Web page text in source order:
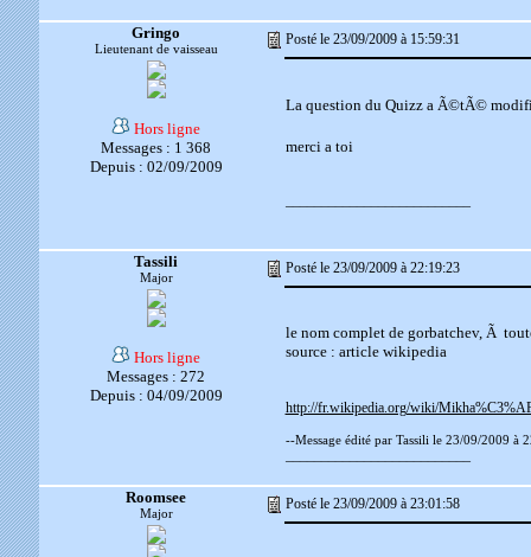
Gringo
Lieutenant de vaisseau
Posté le 23/09/2009 à 15:59:31
Hors ligne
Messages : 1 368
Depuis : 02/09/2009
La question du Quizz a Ã©tÃ©
merci a toi
Tassili
Major
Posté le 23/09/2009 à 22:19:23
Hors ligne
Messages : 272
Depuis : 04/09/2009
le nom complet de gorbatchev, Ã
source : article wikipedia
http://fr.wikipedia.org/wiki/
--Message édité par Tassili le 23/09/2009 à
Roomsee
Major
Posté le 23/09/2009 à 23:01:58